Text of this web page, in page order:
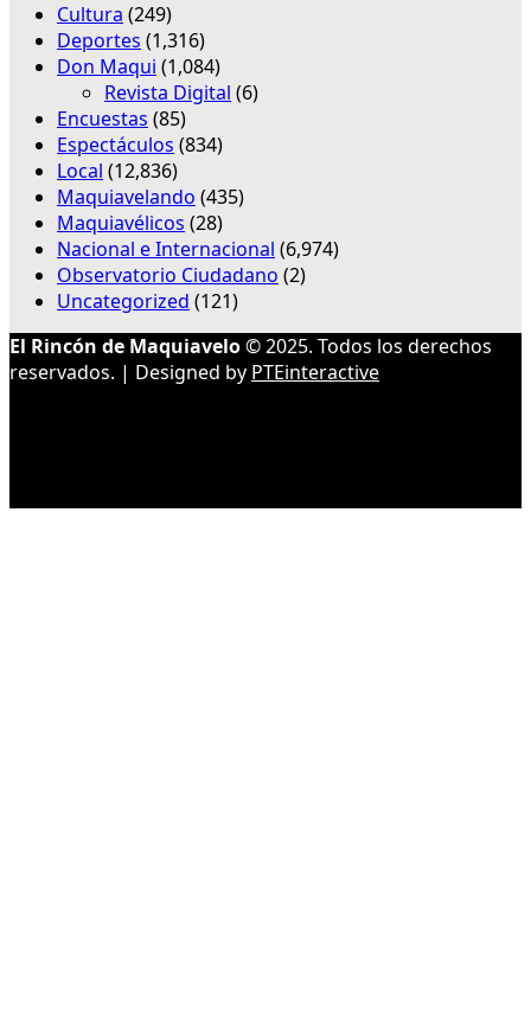
Cultura (249)
Deportes (1,316)
Don Maqui (1,084)
Revista Digital (6)
Encuestas (85)
Espectáculos (834)
Local (12,836)
Maquiavelando (435)
Maquiavélicos (28)
Nacional e Internacional (6,974)
Observatorio Ciudadano (2)
Uncategorized (121)
El Rincón de Maquiavelo© 2025. Todos los derechos
reservados. | Designed by PTEinteractive